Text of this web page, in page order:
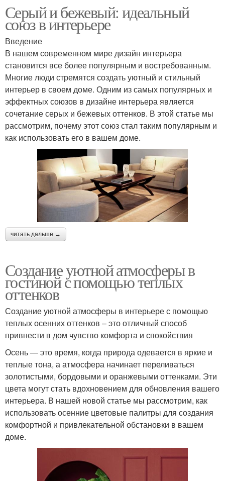
Серый и бежевый: идеальный
союз в интерьере
Введение
В нашем современном мире дизайн интерьера
становится все более популярным и востребованным.
Многие люди стремятся создать уютный и стильный
интерьер в своем доме. Одним из самых популярных и
эффектных союзов в дизайне интерьера является
сочетание серых и бежевых оттенков. В этой статье мы
рассмотрим, почему этот союз стал таким популярным и
как использовать его в вашем доме.
читать дальше →
Создание уютной атмосферы в
гостиной с помощью теплых
оттенков
Создание уютной атмосферы в интерьере с помощью
теплых осенних оттенков – это отличный способ
привнести в дом чувство комфорта и спокойствия
Осень — это время, когда природа одевается в яркие и
теплые тона, а атмосфера начинает переливаться
золотистыми, бордовыми и оранжевыми оттенками. Эти
цвета могут стать вдохновением для обновления вашего
интерьера. В нашей новой статье мы рассмотрим, как
использовать осенние цветовые палитры для создания
комфортной и привлекательной обстановки в вашем
доме.